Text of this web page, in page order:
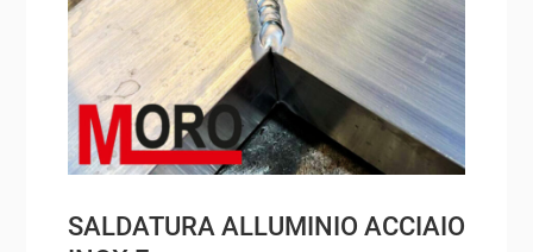
SALDATURA ALLUMINIO ACCIAIO